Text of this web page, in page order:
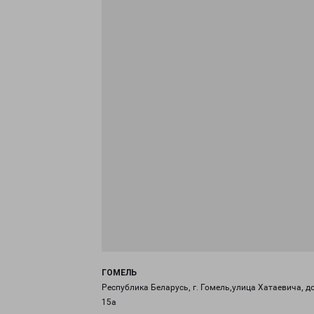
ГОМЕЛЬ
Республика Беларусь, г. Гомель,улица Хатаевича,
15а